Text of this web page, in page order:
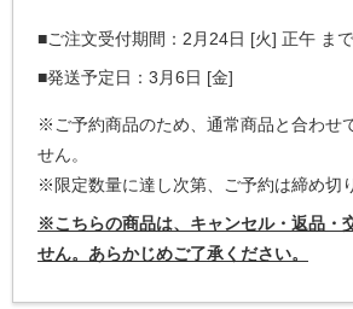
■ご注文受付期間：2月24日 [火] 正午 まで
■発送予定日：3月6日 [金]
※ご予約商品のため、通常商品と合わせ
せん。
※限定数量に達し次第、ご予約は締め切
※こちらの商品は、キャンセル・返品・
せん。あらかじめご了承ください。